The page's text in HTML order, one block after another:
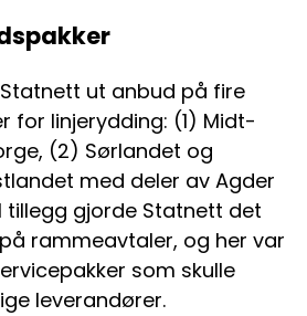
ut anbud på fire
for linjerydding: (1) Midt-
(2) Sørlandet og
med deler av Agder
tillegg gjorde Statnett det
rammeavtaler, og her var
som skulle
leverandører.